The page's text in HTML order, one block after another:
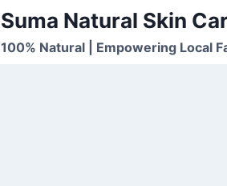
Suma Natural Skin
100% Natural | Empowering Local